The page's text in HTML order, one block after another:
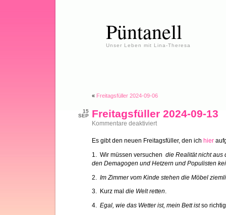
Püntanell
Unser Leben mit Lina-Theresa
« Freitagsfüller 2024-09-06
15
SEP
Freitagsfüller 2024-09-13
Kommentare deaktiviertfür
09-
Es gibt den neuen Freitagsfüller, den ich hier
1. Wir müssen versuchen die Realität nicht aus
den Demagogen und Hetzern und Populisten
2. Im Zimmer vom Kinde stehen die Möbel
3. Kurz mal die Welt retten.
4. Egal, wie das Wetter ist, mein Bett istso